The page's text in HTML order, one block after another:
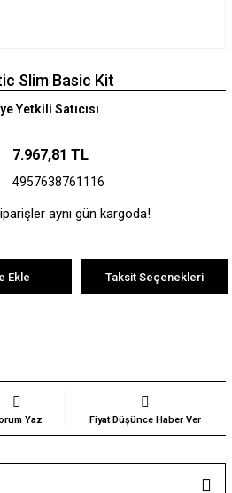
Slim Basic Kit
7.967,81 TL
4957638761116
Yetkili Satıcısı
aynı gün kargoda!
Ekle Taksit Seçenekleri
Yaz Fiyat Düşünce Haber Ver